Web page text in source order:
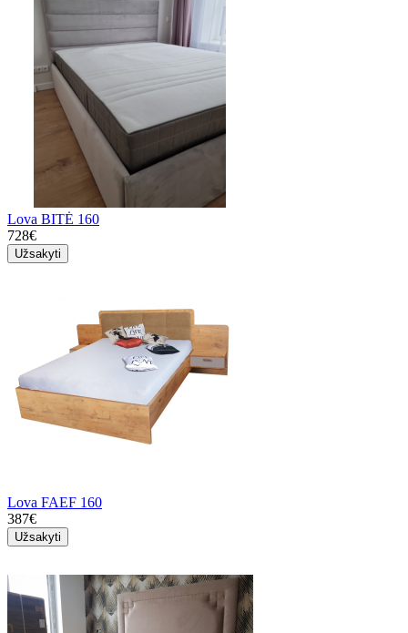
Lova BITĖ 160
728€
Užsakyti
Lova FAEF 160
387€
Užsakyti